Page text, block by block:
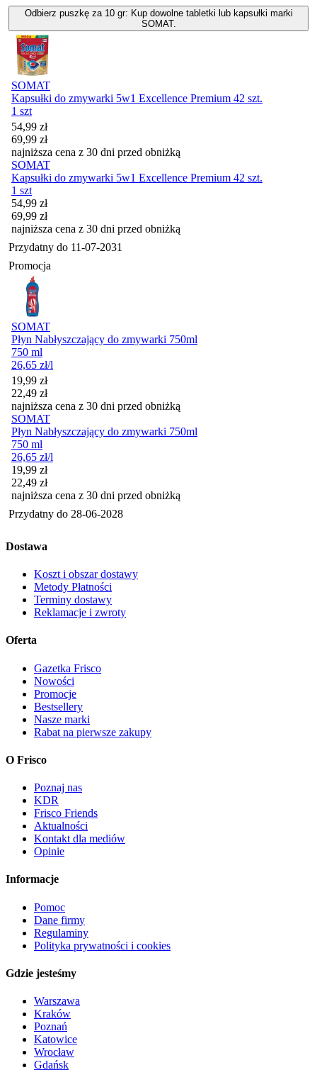
Odbierz puszkę za 10 gr: Kup dowolne tabletki lub kapsułki marki
SOMAT.
SOMAT
Kapsułki do zmywarki 5w1 Excellence Premium 42 szt.
1 szt
Cena promocyjna
54,99 zł
69,99 zł
najniższa cena z 30 dni przed obniżką
SOMAT
Kapsułki do zmywarki 5w1 Excellence Premium 42 szt.
1 szt
Cena promocyjna
54,99 zł
69,99 zł
najniższa cena z 30 dni przed obniżką
Przydatny do 11-07-2031
Promocja
SOMAT
Płyn Nabłyszczający do zmywarki 750ml
750 ml
26,65 zł/l
Cena promocyjna
19,99 zł
22,49 zł
najniższa cena z 30 dni przed obniżką
SOMAT
Płyn Nabłyszczający do zmywarki 750ml
750 ml
26,65 zł/l
Cena promocyjna
19,99 zł
22,49 zł
najniższa cena z 30 dni przed obniżką
Przydatny do 28-06-2028
Dostawa
Koszt i obszar dostawy
Metody Płatności
Terminy dostawy
Reklamacje i zwroty
Oferta
Gazetka Frisco
Nowości
Promocje
Bestsellery
Nasze marki
Rabat na pierwsze zakupy
O Frisco
Poznaj nas
KDR
Frisco Friends
Aktualności
Kontakt dla mediów
Opinie
Informacje
Pomoc
Dane firmy
Regulaminy
Polityka prywatności i cookies
Gdzie jesteśmy
Warszawa
Kraków
Poznań
Katowice
Wrocław
Gdańsk